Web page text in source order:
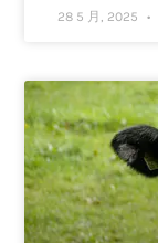
28 5 月, 2025